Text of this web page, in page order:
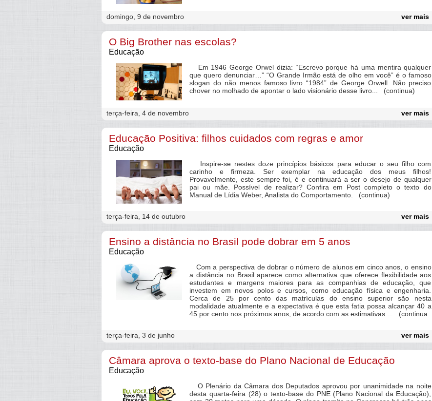
domingo, 9 de novembro ver mais
O Big Brother nas escolas?
Educação
Em 1946 George Orwel dizia: “Escrevo porque há uma mentira qualquer
que quero denunciar…” “O Grande Irmão está de olho em você” é o famoso
slogan do não menos famoso livro “1984” de George Orwell. Não preciso
chover no molhado de apontar o lado visionário desse livro... (continua)
terça-feira, 4 de novembro ver mais
Educação Positiva: filhos cuidados com regras e amor
Educação
Inspire-se nestes doze princípios básicos para educar o seu filho com
carinho e firmeza. Ser exemplar na educação dos meus filhos!
Provavelmente, este sempre foi, é e continuará a ser o desejo de qualquer
pai ou mãe. Possível de realizar? Confira em Post completo o texto do
Manual de Lídia Weber, Analista do Comportamento. (continua)
terça-feira, 14 de outubro ver mais
Ensino a distância no Brasil pode dobrar em 5 anos
Educação
Com a perspectiva de dobrar o número de alunos em cinco anos, o ensino
a distância no Brasil aparece como alternativa que oferece flexibilidade aos
estudantes e margens maiores para as companhias de educação, que
investem em novos polos e cursos, como educação física e engenharia.
Cerca de 25 por cento das matrículas do ensino superior são nesta
modalidade atualmente e a expectativa é que esta fatia possa alcançar 40 a
45 por cento nos próximos anos, de acordo com as estimativas ... (continua
terça-feira, 3 de junho ver mais
Câmara aprova o texto-base do Plano Nacional de Educação
Educação
O Plenário da Câmara dos Deputados aprovou por unanimidade na noite
desta quarta-feira (28) o texto-base do PNE (Plano Nacional da Educação),